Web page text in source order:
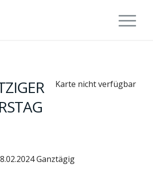
Karte nicht verfügbar
Ganztägig